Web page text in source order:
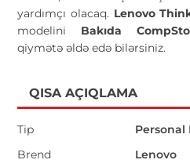
yardımçı olacaq. Lenovo
modelini Bakıda
qiymətə əldə edə bilərsiniz.
QISA AÇIQLAMA
Tip
Brend
Lenovo